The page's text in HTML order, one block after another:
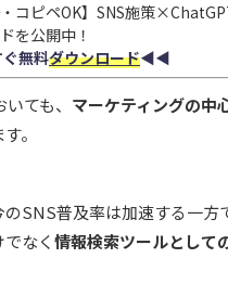
コピペOK】SNS施策
を公開中！
無料ダウンロード◀︎◀︎
ても、 マーケティングの中
。
SNS普及率は加速する一方
なく情報検索ツールとして